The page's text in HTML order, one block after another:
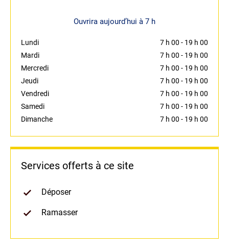
Ouvrira aujourd’hui à 7 h
Lundi 7 h 00 - 19 h 00
Mardi
7 h 00 - 19 h 00
Mercredi
7 h 00 - 19 h 00
Jeudi
7 h 00 - 19 h 00
Vendredi
7 h 00 - 19 h 00
Samedi
7 h 00 - 19 h 00
Dimanche
7 h 00 - 19 h 00
Services offerts à ce site
Déposer
Ramasser